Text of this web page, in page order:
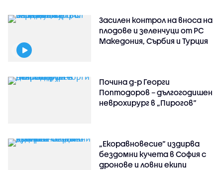
Засилен контрол на вноса на
плодове и зеленчуци от РС
Македония, Сърбия и Турция
Почина д-р Георги
Поптодоров – дългогодишен
неврохирург в „Пирогов“
„Екоравновесие“ издирва
бездомни кучета в София с
дронове и ловни екипи